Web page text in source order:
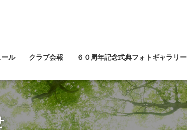
ール クラブ会報 ６０周年記念式典フォトギャラリー